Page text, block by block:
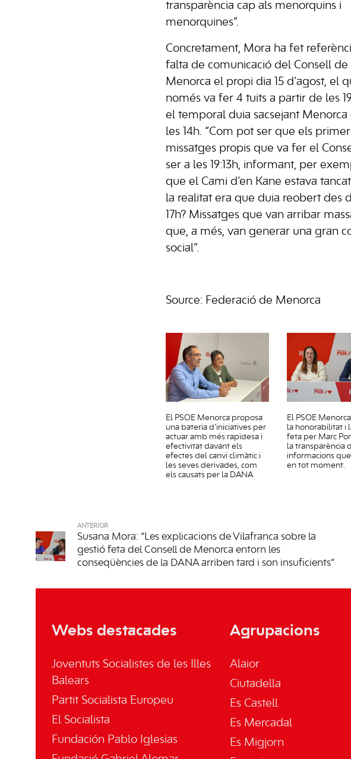
transparència cap als menorquins i
menorquines”.
Concretament, Mora ha fet
falta de comunicació del Consell de
Menorca el propi dia 15 d’agost, el
només va fer 4 tuits a partir de les
el temporal duia sacsejant Menorca
les 14h. “Com pot ser que els
missatges propis que va fer el
ser a les 19:13h, informant, per
que el Cami d’en Kane estava
la realitat era que duia reobert des
17h? Missatges que van arribar
que, a més, van generar una gran
social”.
Source: Federació de Menorca
El PSOE Menorca proposa
una bateria d’iniciatives per
actuar amb més rapidesa i
efectivitat davant els
efectes del canvi climàtic i
les seves derivades, com
els causats per la DANA
El PSOE
la honorabilitat i
feta per Marc
la transparència
informacions
en tot moment.
ANTERIOR
Susana Mora: “Les explicacions de Vilafranca sobre la
gestió feta del Consell de Menorca entorn les
conseqüències de la DANA arriben tard i son insuficients”
Webs destacades
Joventuts Socialistes de les Illes
Balears
Partit Socialista Europeu
El Socialista
Fundación Pablo Iglesias
Agrupacions
Alaior
Ciutadella
Es Castell
Es Mercadal
Es Migjorn